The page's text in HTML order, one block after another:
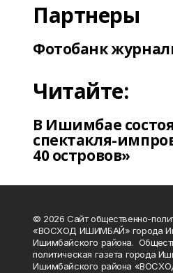
Партнеры
Фотобанк
Читайте:
В Ишимбае
спектакля-
40 островов»
© 2026 Сайт общественно-
«ВОСХОД ИШИМБАЙ» города
Ишимбайского района.
политическая газета города
Ишимбайского района